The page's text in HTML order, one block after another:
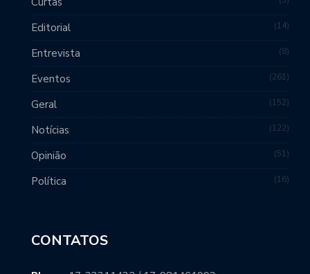
Editorial 14
Entrevista 8
Eventos 261
Geral 152
Notícias 122
Opinião 51
Política 16
CONTATOS